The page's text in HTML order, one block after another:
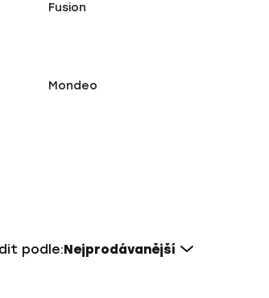
Fusion
Mondeo
podle:Nejprodávanější